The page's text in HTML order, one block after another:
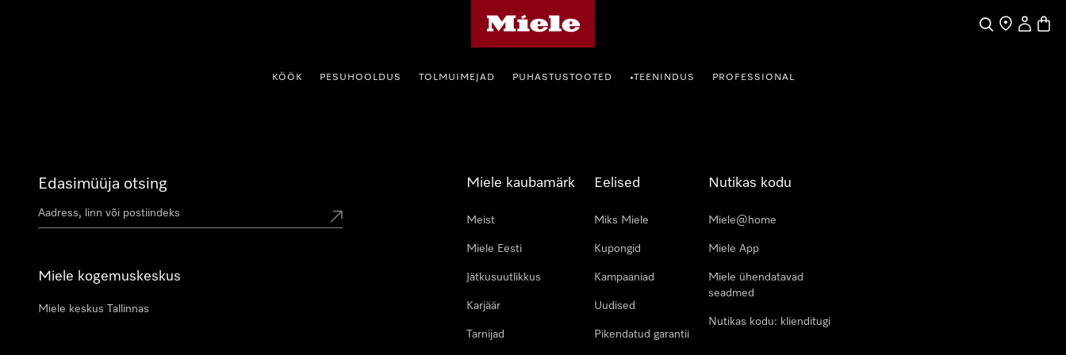
SearchFind a store
My
KÖÖK PESUHOOLDUS TOLMUIMEJAD PUHASTUSTOOTED •TEENINDUS PROFESSIONAL
Edasimüüja otsing
Miele kogemuskeskus
Miele keskus Tallinnas
Miele kaubamärk
Meist
Miele Eesti
Jätkusuutlikkus
Karjäär
Tarnijad
Eelised
Miks Miele
Kupongid
Kampaaniad
Uudised
Pikendatud garantii
Nutikas kodu
Miele@home
Miele App
Miele ühendatavad
seadmed
Nutikas kodu: klienditugi